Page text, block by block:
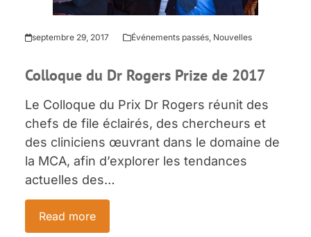
septembre 29, 2017 Événements passés, Nouvelles
Colloque du Dr Rogers Prize de 2017
Le Colloque du Prix Dr Rogers réunit des
chefs de file éclairés, des chercheurs et
des cliniciens œuvrant dans le domaine de
la MCA, afin d’explorer les tendances
actuelles des…
Read more